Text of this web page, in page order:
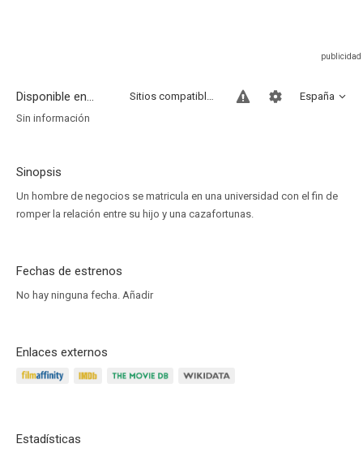
Disponible en... España
Sitios compatibles
Sin información
Sinopsis
Un hombre de negocios se matricula en una universidad con el fin de
romper la relación entre su hijo y una cazafortunas.
Fechas de estrenos
No hay ninguna fecha. Añadir
Enlaces externos
Estadísticas